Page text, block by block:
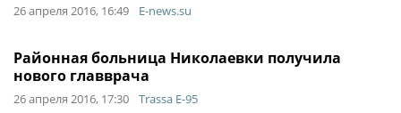
26 апреля 2016, 16:49 E-news.su
Районная больница Николаевки получила
нового главврача
26 апреля 2016, 17:30 Trassa E-95